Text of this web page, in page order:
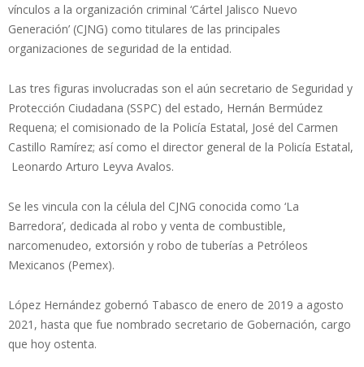
vínculos a la organización criminal ‘Cártel Jalisco Nuevo
Generación’ (CJNG) como titulares de las principales
organizaciones de seguridad de la entidad.
Las tres figuras involucradas son el aún secretario de Seguridad y
Protección Ciudadana (SSPC) del estado, Hernán Bermúdez
Requena; el comisionado de la Policía Estatal, José del Carmen
Castillo Ramírez; así como el director general de la Policía Estatal,
Leonardo Arturo Leyva Avalos.
Se les vincula con la célula del CJNG conocida como ‘La
Barredora’, dedicada al robo y venta de combustible,
narcomenudeo, extorsión y robo de tuberías a Petróleos
Mexicanos (Pemex).
López Hernández gobernó Tabasco de enero de 2019 a agosto
2021, hasta que fue nombrado secretario de Gobernación, cargo
que hoy ostenta.